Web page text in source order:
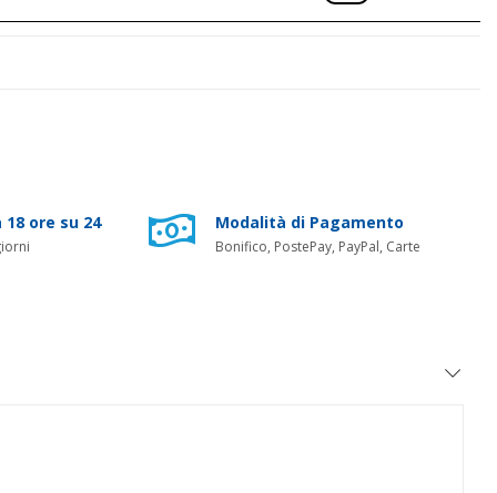
ore su 24 Modalità di Pagamento
Bonifico, PostePay, PayPal, Carte